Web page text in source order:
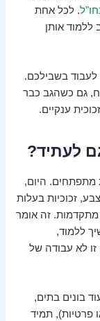
. לכל אחת
ללמוד אותן
בשבילכם.
גם כשהגב כבר
ענקיים.
לעתיד?
מתפתחים. היום,
זכוכיות בעלות
מתקדמות. זה אומר
ללמוד,
זו לא עבודה של
בונים בתים,
פרטיות), תמיד